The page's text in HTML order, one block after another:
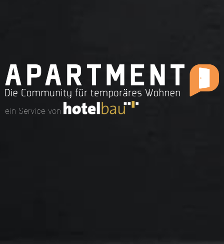
ein Service von